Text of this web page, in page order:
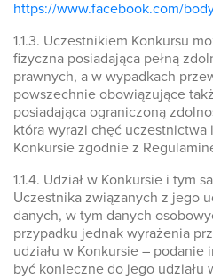
https://www.facebook.com/
1.1.3. Uczestnikiem Konkursu
fizyczna posiadająca pełną
prawnych, a w wypadkach
powszechnie obowiązujące
posiadająca ograniczoną
która wyrazi chęć uczestnictwa
Konkursie zgodnie z
1.1.4. Udział w Konkursie i tym
Uczestnika związanych z jego
danych, w tym danych
przypadku jednak wyrażenia
udziału w Konkursie – podanie
być konieczne do jego udziału